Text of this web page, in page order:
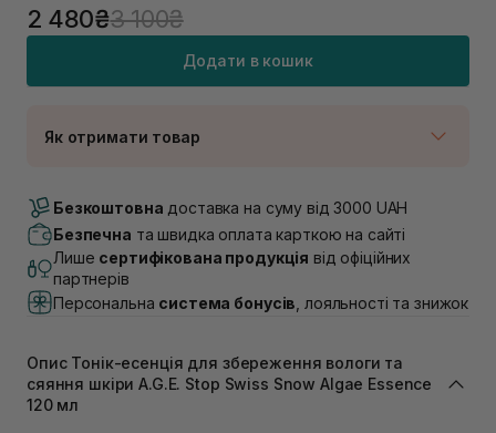
2 480₴3 100₴
Додати в кошик
Як отримати товар
В наявності
Самовивіз м. Луцьк, вул. Винниченка 4
Немає в наявності!
Самовивіз м. Львів, вул. Академіка Підстригача, 1В
(Duck’s Lake)
Немає в наявності!
Немає в наявності!
Самовивіз м. Львів, вул. Степана Бандери 45
В наявності
Безкоштовна доставка на суму від 3000 UAH
Безпечна та швидка оплата карткою на сайті
Лише сертифікована продукція від офіційних
партнерів
Персональна система бонусів , лояльності та знижок
Опис Тонік-есенція для збереження вологи та
сяяння шкіри A.G.E. Stop Swiss Snow Algae Essence
120 мл